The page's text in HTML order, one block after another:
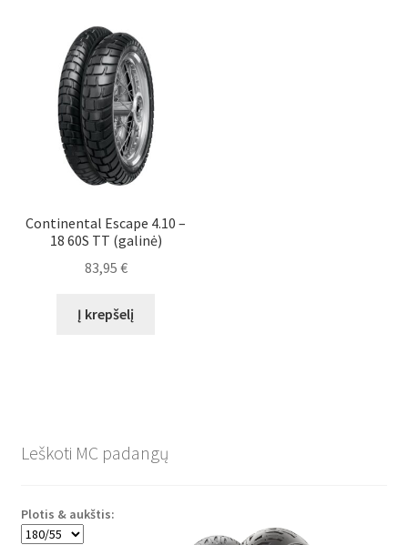
Continental Escape 4.10 –
18 60S TT (galinė)
83,95 €
Į krepšelį
Leškoti MC padangų
Plotis & aukštis: